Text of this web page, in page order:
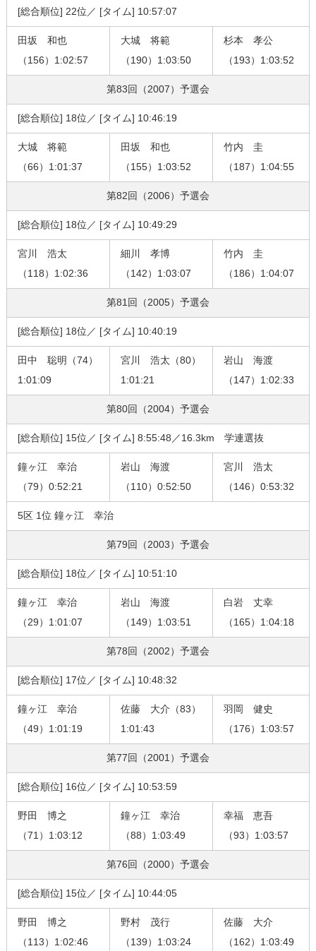
[総合順位] 22位／ [タイム] 10:57:07
田坂 和也
（156）1:02:57
大城 将範
（190）1:03:50
杉本 孝公
（193）1:03:52
第83回（2007） 予選会
[総合順位] 18位／ [タイム] 10:46:19
大城 将範
（66）1:01:37
田坂 和也
（155）1:03:52
竹内 圭
（187）1:04:55
第82回（2006） 予選会
[総合順位] 18位／ [タイム] 10:49:29
宮川 浩太
（118）1:02:36
細川 孝博
（142）1:03:07
竹内 圭
（186）1:04:07
第81回（2005） 予選会
[総合順位] 18位／ [タイム] 10:40:19
田中 聡明（74）
1:01:09
宮川 浩太（80）
1:01:21
岩山 海渡
（147）1:02:33
第80回（2004） 予選会
[総合順位] 15位／ [タイム] 8:55:48／16.3km 学連選抜
鐘ヶ江 幸治
（79）0:52:21
岩山 海渡
（110）0:52:50
宮川 浩太
（146）0:53:32
5区 1位 鐘ヶ江 幸治
第79回（2003） 予選会
[総合順位] 18位／ [タイム] 10:51:10
鐘ヶ江 幸治
（29）1:01:07
岩山 海渡
（149）1:03:51
白岩 丈幸
（165）1:04:18
第78回（2002） 予選会
[総合順位] 17位／ [タイム] 10:48:32
鐘ヶ江 幸治
（49）1:01:19
佐藤 大介（83）
1:01:43
羽岡 健史
（176）1:03:57
第77回（2001） 予選会
[総合順位] 16位／ [タイム] 10:53:59
野田 博之
（71）1:03:12
鐘ヶ江 幸治
（88）1:03:49
幸福 恵吾
（93）1:03:57
第76回（2000） 予選会
[総合順位] 15位／ [タイム] 10:44:05
野田 博之
（113）1:02:46
野村 茂行
（139）1:03:24
佐藤 大介
（162）1:03:49